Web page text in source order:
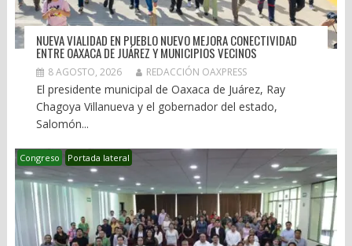
NUEVA VIALIDAD EN PUEBLO NUEVO MEJORA CONECTIVIDAD
ENTRE OAXACA DE JUÁREZ Y MUNICIPIOS VECINOS
8 AGOSTO, 2026 REDACCIÓN OAXPRESS
El presidente municipal de Oaxaca de Juárez, Ray
Chagoya Villanueva y el gobernador del estado,
Salomón...
Congreso Portada lateral